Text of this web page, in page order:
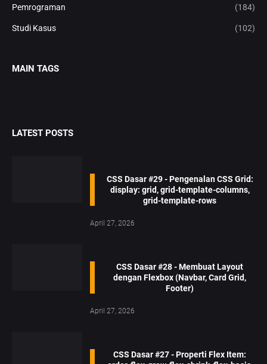
Pemrograman (184)
Studi Kasus (102)
MAIN TAGS
LATEST POSTS
CSS Dasar #29 - Pengenalan CSS Grid:
display: grid, grid-template-columns,
grid-template-rows
April 27, 2026
CSS Dasar #28 - Membuat Layout
dengan Flexbox (Navbar, Card Grid,
Footer)
April 27, 2026
CSS Dasar #27 - Properti Flex Item: